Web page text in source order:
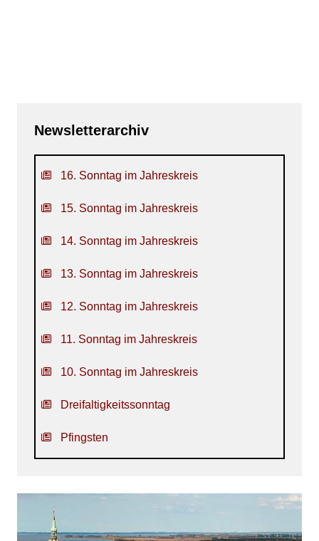
Newsletterarchiv
16. Sonntag im Jahreskreis
15. Sonntag im Jahreskreis
14. Sonntag im Jahreskreis
13. Sonntag im Jahreskreis
12. Sonntag im Jahreskreis
11. Sonntag im Jahreskreis
10. Sonntag im Jahreskreis
Dreifaltigkeitssonntag
Pfingsten